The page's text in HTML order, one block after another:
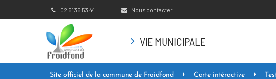
02 51 35 53 44 Nous contacter
VIE MUNICIPALE
Site officiel de la commune de Froidfond Carte intéractive